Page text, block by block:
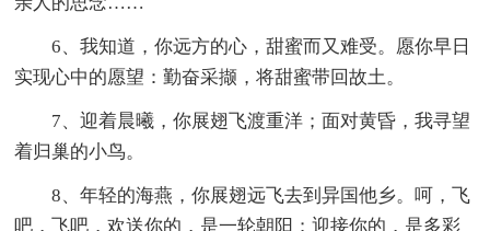
6、我知道，你远方的心，甜蜜而又难受。愿你早日
实现心中的愿望：勤奋采撷，将甜蜜带回故土。
7、迎着晨曦，你展翅飞渡重洋；面对黄昏，我寻望
着归巢的小鸟。
8、年轻的海燕，你展翅远飞去到异国他乡。呵，飞
吧，飞吧，欢送你的，是一轮朝阳；迎接你的，是多彩